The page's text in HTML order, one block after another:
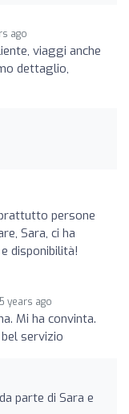
ago
viaggi anche
dettaglio,
persone
Sara, ci ha
disponibilità!
5 years ago
Mi ha convinta.
servizio
parte di Sara e